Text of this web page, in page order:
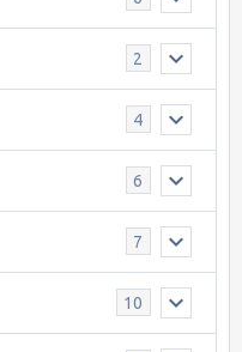
2
4
6
7
10